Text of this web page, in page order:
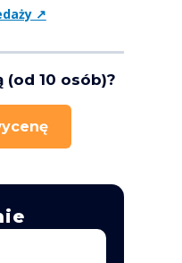
↗
(od 10 osób)?